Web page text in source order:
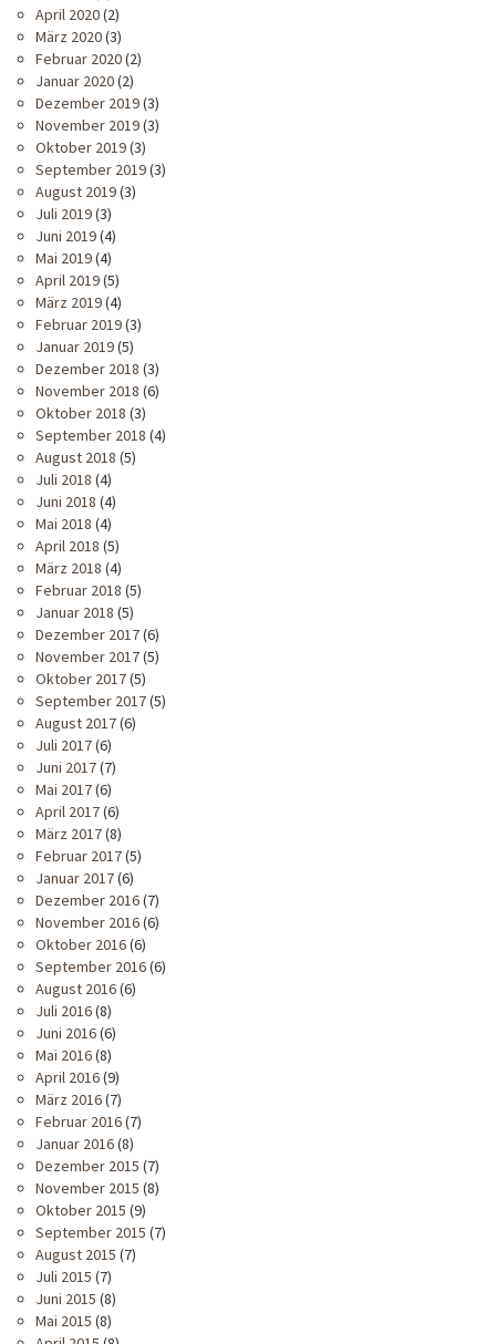
April 2020(2)
März 2020(3)
Februar 2020(2)
Januar 2020(2)
Dezember 2019(3)
November 2019(3)
Oktober 2019(3)
September 2019(3)
August 2019(3)
Juli 2019(3)
Juni 2019(4)
Mai 2019(4)
April 2019(5)
März 2019(4)
Februar 2019(3)
Januar 2019(5)
Dezember 2018 (3)
November 2018 (6)
Oktober 2018 (3)
September 2018 (4)
August 2018 (5)
Juli 2018 (4)
Juni 2018 (4)
Mai 2018 (4)
April 2018 (5)
März 2018 (4)
Februar 2018 (5)
Januar 2018 (5)
Dezember 2017(6)
November 2017(5)
Oktober 2017(5)
September 2017(5)
August 2017(6)
Juli 2017(6)
Juni 2017(7)
Mai 2017(6)
April 2017(6)
März 2017(8)
Februar 2017(5)
Januar 2017(6)
Dezember 2016(7)
November 2016(6)
Oktober 2016(6)
September 2016(6)
August 2016(6)
Juli 2016(8)
Juni 2016(6)
Mai 2016(8)
April 2016(9)
März 2016(7)
Februar 2016(7)
Januar 2016(8)
Dezember 2015 (7)
November 2015 (8)
Oktober 2015 (9)
September 2015 (7)
August 2015 (7)
Juli 2015 (7)
Juni 2015 (8)
Mai 2015 (8)